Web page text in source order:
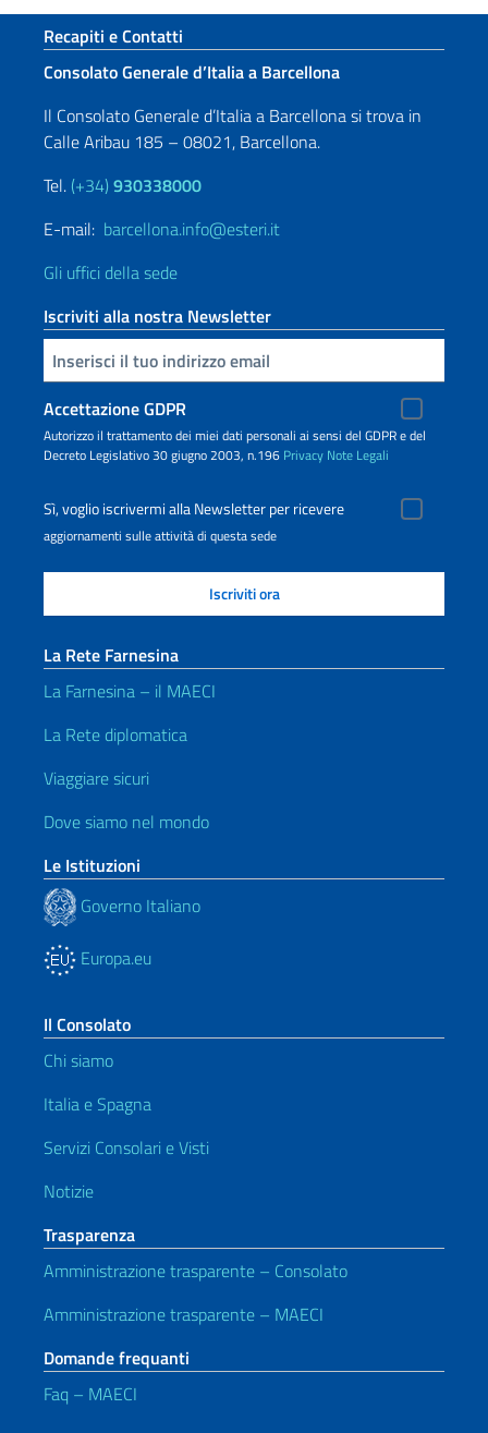
Sezione footer
Recapiti e Contatti
Consolato Generale d’Italia a Barcellona
Il Consolato Generale d’Italia a Barcellona si trova in
Calle Aribau 185 – 08021, Barcellona.
Tel. (+34) 930338000
E-mail: barcellona.info@esteri.it
Gli uffici della sede
Iscriviti alla nostra Newsletter
Inserisci la tua email
Accettazione GDPR
Autorizzo il trattamento dei miei dati personali ai sensi del GDPR e del
Decreto Legislativo 30 giugno 2003, n.196 Privacy Note Legali
Sì, voglio iscrivermi alla Newsletter per ricevere
aggiornamenti sulle attività di questa sede
La Rete Farnesina
La Farnesina – il MAECI
La Rete diplomatica
Viaggiare sicuri
Dove siamo nel mondo
Le Istituzioni
Governo Italiano
Europa.eu
Il Consolato
Chi siamo
Italia e Spagna
Servizi Consolari e Visti
Notizie
Trasparenza
Amministrazione trasparente – Consolato
Amministrazione trasparente – MAECI
Domande frequanti
Faq – MAECI